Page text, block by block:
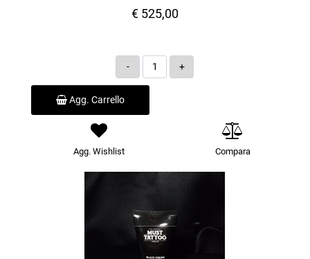
€ 525,00
Quantità
Agg. Carrello
Agg. Wishlist Compara